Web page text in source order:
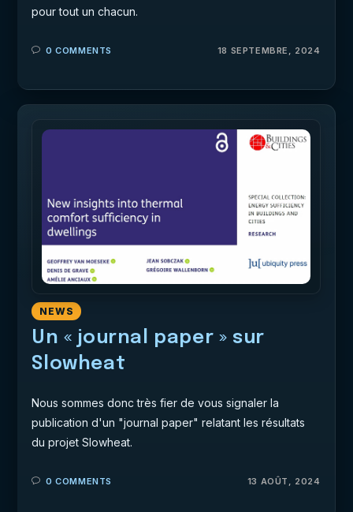
pour tout un chacun.
0 COMMENTS 18 SEPTEMBRE, 2024
NEWS
Un « journal paper » sur
Slowheat
Nous sommes donc très fier de vous signaler la
publication d'un "journal paper" relatant les résultats
du projet Slowheat.
0 COMMENTS 13 AOÛT, 2024